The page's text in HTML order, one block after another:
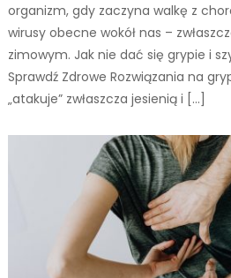
organizm, gdy zaczyna walkę z
wirusy obecne wokół nas –
zimowym. Jak nie dać się grypie i
Sprawdź Zdrowe Rozwiązania na
„atakuje” zwłaszcza jesienią i […]